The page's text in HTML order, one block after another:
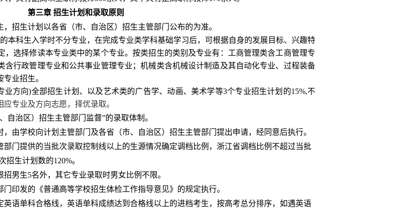
第三章 招生计划和录取原则
招生计划以各省（市、自治区）招生主管部门公布的为准。
本科生入学时不分专业，在完成专业类学科基础学习后，可根据自身的发展目标、兴趣特
选择修读本专业类中的某个专业。按类招生的类别及专业有：工商管理类含工商管理专
行政管理专业和公共事业管理专业；机械类含机械设计制造及其自动化专业、过程装备
专业招生。
业方向)全部招生计划、以及艺术类的广告学、动画、美术学等3个专业招生计划的15%,不
专业及方向志愿，择优录取。
自治区）招生主管部门
监督”的录取体制。
由学校向计划主管部门及各省（市、自治区）招生主管部门提出申请，经同意后执行。
门提供的当批次录取控制线以上的生源情况确定调档比例， 浙江省调档比例不超过当批
招生计划数的120%。
招男生5名外，其它专业录取时男女比例不限。
印发的《普通高等学校招生体检工作指导意见》的规定执行。
英语单科合格线，英语单科成绩达到合格线以上的进档考生，按高考总分排序，如遇英语